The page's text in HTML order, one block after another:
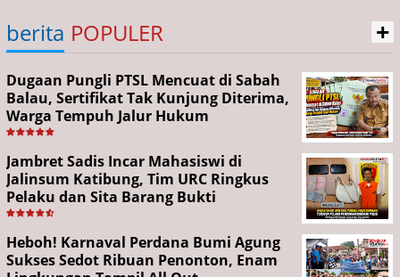
berita POPULER +
Dugaan Pungli PTSL Mencuat di Sabah
Balau, Sertifikat Tak Kunjung Diterima,
Warga Tempuh Jalur Hukum
Jambret Sadis Incar Mahasiswi di
Jalinsum Katibung, Tim URC Ringkus
Pelaku dan Sita Barang Bukti
Heboh! Karnaval Perdana Bumi Agung
Sukses Sedot Ribuan Penonton, Enam